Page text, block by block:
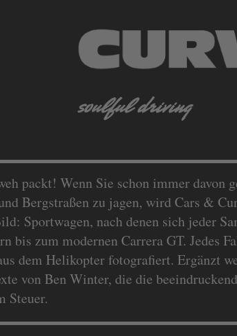
packt! Wenn Sie schon immer davon
Bergstraßen zu jagen, wird Cars &
Sportwagen, nach denen sich jeder
bis zum modernen Carrera GT. Jedes
dem Helikopter fotografiert. Ergänzt
von Ben Winter, die die
Steuer.